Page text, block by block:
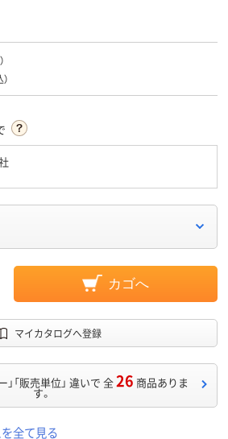
カゴへ
マイカタログへ登録
」「販売単位」 違いで 全26 商品ありま
す。
全て見る